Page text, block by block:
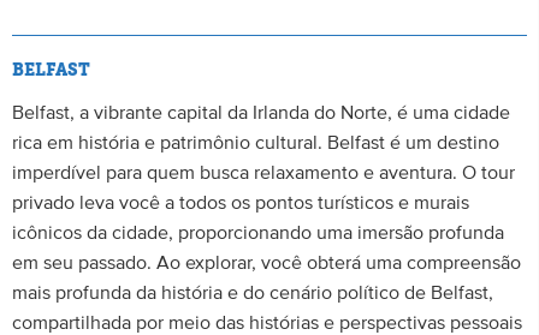
BELFAST
Belfast, a vibrante capital da Irlanda do Norte, é uma cidade
rica em história e patrimônio cultural. Belfast é um destino
imperdível para quem busca relaxamento e aventura. O tour
privado leva você a todos os pontos turísticos e murais
icônicos da cidade, proporcionando uma imersão profunda
em seu passado. Ao explorar, você obterá uma compreensão
mais profunda da história e do cenário político de Belfast,
compartilhada por meio das histórias e perspectivas pessoais